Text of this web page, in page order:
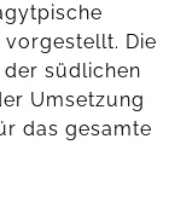
vorgestellt. Die
südlichen
Umsetzung
das gesamte